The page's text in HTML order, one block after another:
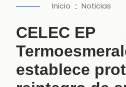
Inicio :: Noticias
CELEC EP
establece